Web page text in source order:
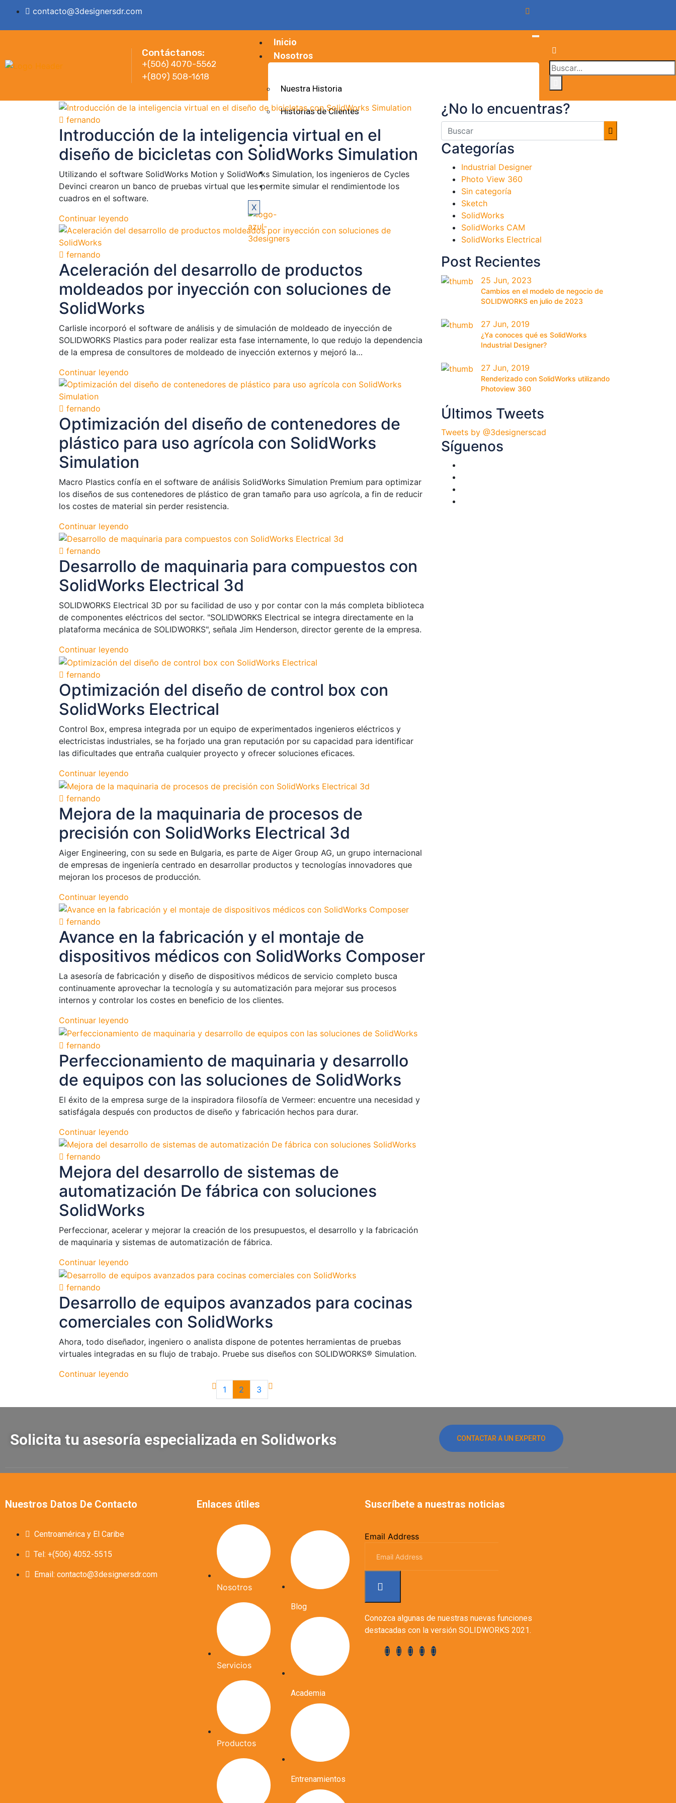
contacto@3designersdr.com
Contáctanos:
+(506) 4070-5562
+(809) 508-1618
Inicio
Nosotros
Nuestra Historia
Historias de Clientes
Soluciones
Servicios
Blog
Contacto
X
fernando
Introducción de la inteligencia virtual en el
diseño de bicicletas con SolidWorks Simulation
Utilizando el software SolidWorks Motion y SolidWorks Simulation, los ingenieros de Cycles
Devinci crearon un banco de pruebas virtual que les permite simular el rendimientode los
cuadros en el software.
Continuar leyendo
fernando
Aceleración del desarrollo de productos
moldeados por inyección con soluciones de
SolidWorks
Carlisle incorporó el software de análisis y de simulación de moldeado de inyección de
SOLIDWORKS Plastics para poder realizar esta fase internamente, lo que redujo la dependencia
de la empresa de consultores de moldeado de inyección externos y mejoró la…
Continuar leyendo
fernando
Optimización del diseño de contenedores de
plástico para uso agrícola con SolidWorks
Simulation
Macro Plastics confía en el software de análisis SolidWorks Simulation Premium para optimizar
los diseños de sus contenedores de plástico de gran tamaño para uso agrícola, a fin de reducir
los costes de material sin perder resistencia.
Continuar leyendo
fernando
Desarrollo de maquinaria para compuestos con
SolidWorks Electrical 3d
SOLIDWORKS Electrical 3D por su facilidad de uso y por contar con la más completa biblioteca
de componentes eléctricos del sector. "SOLIDWORKS Electrical se integra directamente en la
plataforma mecánica de SOLIDWORKS", señala Jim Henderson, director gerente de la empresa.
Continuar leyendo
fernando
Optimización del diseño de control box con
SolidWorks Electrical
Control Box, empresa integrada por un equipo de experimentados ingenieros eléctricos y
electricistas industriales, se ha forjado una gran reputación por su capacidad para identificar
las dificultades que entraña cualquier proyecto y ofrecer soluciones eficaces.
Continuar leyendo
fernando
Mejora de la maquinaria de procesos de
precisión con SolidWorks Electrical 3d
Aiger Engineering, con su sede en Bulgaria, es parte de Aiger Group AG, un grupo internacional
de empresas de ingeniería centrado en desarrollar productos y tecnologías innovadores que
mejoran los procesos de producción.
Continuar leyendo
fernando
Avance en la fabricación y el montaje de
dispositivos médicos con SolidWorks Composer
La asesoría de fabricación y diseño de dispositivos médicos de servicio completo busca
continuamente aprovechar la tecnología y su automatización para mejorar sus procesos
internos y controlar los costes en beneficio de los clientes.
Continuar leyendo
fernando
Perfeccionamiento de maquinaria y desarrollo
de equipos con las soluciones de SolidWorks
El éxito de la empresa surge de la inspiradora filosofía de Vermeer: encuentre una necesidad y
satisfágala después con productos de diseño y fabricación hechos para durar.
Continuar leyendo
fernando
Mejora del desarrollo de sistemas de
automatización De fábrica con soluciones
SolidWorks
Perfeccionar, acelerar y mejorar la creación de los presupuestos, el desarrollo y la fabricación
de maquinaria y sistemas de automatización de fábrica.
Continuar leyendo
fernando
Desarrollo de equipos avanzados para cocinas
comerciales con SolidWorks
Ahora, todo diseñador, ingeniero o analista dispone de potentes herramientas de pruebas
virtuales integradas en su flujo de trabajo. Pruebe sus diseños con SOLIDWORKS® Simulation.
Continuar leyendo
1
2 3
¿No lo encuentras?
Categorías
Industrial Designer
Photo View 360
Sin categoría
Sketch
SolidWorks
SolidWorks CAM
SolidWorks Electrical
Post Recientes
25 Jun, 2023
Cambios en el modelo de negocio de
SOLIDWORKS en julio de 2023
27 Jun, 2019
¿Ya conoces qué es SolidWorks
Industrial Designer?
27 Jun, 2019
Renderizado con SolidWorks utilizando
Photoview 360
Últimos Tweets
Tweets by @3designerscad
Síguenos
Solicita tu asesoría especializada en Solidworks CONTACTAR A UN EXPERTO
Nuestros Datos De Contacto
Centroamérica y El Caribe
Tel: +(506) 4052-5515
Email: contacto@3designersdr.com
Enlaces útiles
Nosotros
Servicios
Productos
Blog
Academia
Entrenamientos
Suscríbete a nuestras noticias
Email Address
Conozca algunas de nuestras nuevas funciones
destacadas con la versión SOLIDWORKS 2021.